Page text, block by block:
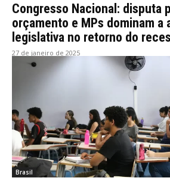
Congresso Nacional: disputa
orçamento e MPs dominam a
legislativa no retorno do
27 de janeiro de 2025
Brasil